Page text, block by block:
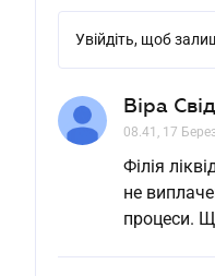
Увійдіть, щоб
Віра
08.41, 17
Філія
не
процеси.